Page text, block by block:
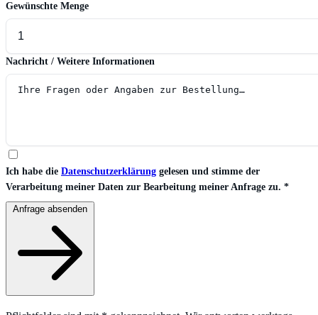
Gewünschte Menge
Nachricht / Weitere Informationen
Ich habe die Datenschutzerklärung gelesen und stimme der
Verarbeitung meiner Daten zur Bearbeitung meiner Anfrage zu. *